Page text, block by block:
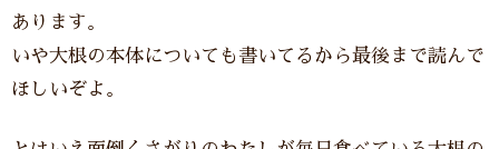
あります。
いや大根の本体についても書いてるから最後まで読んで
ほしいぞよ。